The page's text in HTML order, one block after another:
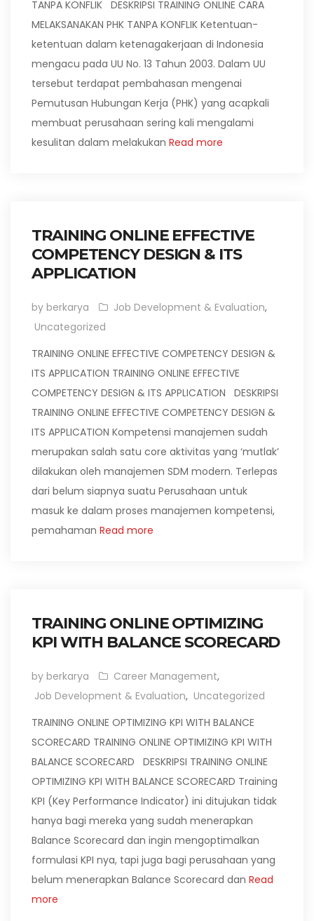
TANPA KONFLIK DESKRIPSI TRAINING ONLINE CARA
MELAKSANAKAN PHK TANPA KONFLIK Ketentuan-
ketentuan dalam ketenagakerjaan di Indonesia
mengacu pada UU No. 13 Tahun 2003. Dalam UU
tersebut terdapat pembahasan mengenai
Pemutusan Hubungan Kerja (PHK) yang acapkali
membuat perusahaan sering kali mengalami
kesulitan dalam melakukan Read more
TRAINING ONLINE EFFECTIVE
COMPETENCY DESIGN & ITS
APPLICATION
by berkarya Job Development & Evaluation,
Uncategorized
TRAINING ONLINE EFFECTIVE COMPETENCY DESIGN &
ITS APPLICATION TRAINING ONLINE EFFECTIVE
COMPETENCY DESIGN & ITS APPLICATION DESKRIPSI
TRAINING ONLINE EFFECTIVE COMPETENCY DESIGN &
ITS APPLICATION Kompetensi manajemen sudah
merupakan salah satu core aktivitas yang ‘mutlak’
dilakukan oleh manajemen SDM modern. Terlepas
dari belum siapnya suatu Perusahaan untuk
masuk ke dalam proses manajemen kompetensi,
pemahaman Read more
TRAINING ONLINE OPTIMIZING
KPI WITH BALANCE SCORECARD
by berkarya Career Management,
Job Development & Evaluation, Uncategorized
TRAINING ONLINE OPTIMIZING KPI WITH BALANCE
SCORECARD TRAINING ONLINE OPTIMIZING KPI WITH
BALANCE SCORECARD DESKRIPSI TRAINING ONLINE
OPTIMIZING KPI WITH BALANCE SCORECARD Training
KPI (Key Performance Indicator) ini ditujukan tidak
hanya bagi mereka yang sudah menerapkan
Balance Scorecard dan ingin mengoptimalkan
formulasi KPI nya, tapi juga bagi perusahaan yang
belum menerapkan Balance Scorecard dan Read
more